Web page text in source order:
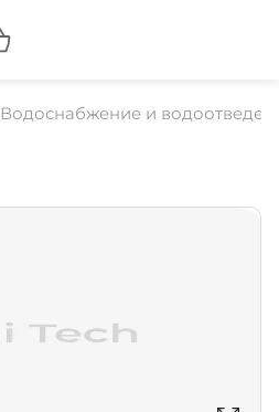
Водоснабжение и